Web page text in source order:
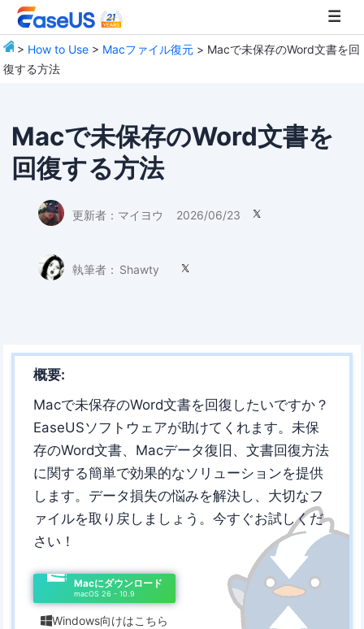
> How to Use > Macファイル復元 > Macで未保存のWord文書を回
復する方法
Macで未保存のWord文書を
回復する方法
更新者： マイヨウ 2026/06/23 
執筆者： Shawty 
概要:
Macで未保存のWord文書を回復したいですか？
EaseUSソフトウェアが助けてくれます。未保
存のWord文書、Macデータ復旧、文書回復方法
に関する簡単で効果的なソリューションを提供
します。データ損失の悩みを解決し、大切なフ
ァイルを取り戻しましょう。今すぐお試しくだ
さい！
Macにダウンロード
macOS 26 - 10.9
Windows向けはこちら